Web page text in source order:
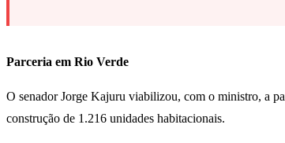
Parceria em Rio Verde
O senador Jorge Kajuru viabilizou, com o ministro, a
construção de 1.216 unidades habitacionais.